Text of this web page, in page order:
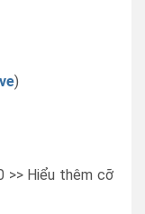
)
>> Hiểu thêm cỡ